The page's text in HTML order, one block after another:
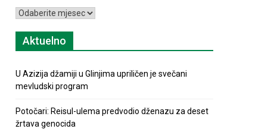
Arhiva
Aktuelno
U Azizija džamiji u Glinjima upriličen je svečani
mevludski program
Potočari: Reisul-ulema predvodio dženazu za deset
žrtava genocida